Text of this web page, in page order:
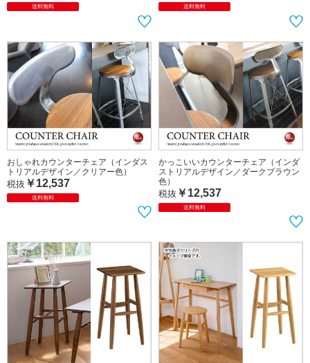
送料無料 送料無料
おしゃれカウンターチェア（インダス
トリアルデザイン／クリアー色）
税抜 ￥12,537
送料無料
かっこいいカウンターチェア（インダ
ストリアルデザイン／ダークブラウン
色）
税抜 ￥12,537
送料無料